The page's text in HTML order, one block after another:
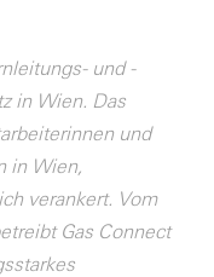
und -
in Wien. Das
und
in Wien,
verankert. Vom
Gas Connect